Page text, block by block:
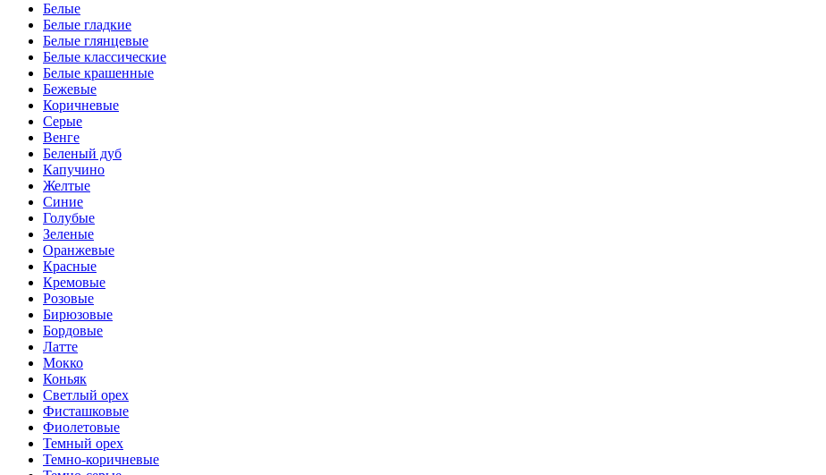
Белые
Белые гладкие
Белые глянцевые
Белые классические
Белые крашенные
Бежевые
Коричневые
Серые
Венге
Беленый дуб
Капучино
Желтые
Синие
Голубые
Зеленые
Оранжевые
Красные
Кремовые
Розовые
Бирюзовые
Бордовые
Латте
Мокко
Коньяк
Светлый орех
Фисташковые
Фиолетовые
Темный орех
Темно-коричневые